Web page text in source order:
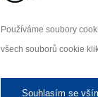
Používáme soubory
všech souborů cookie
Souhlasím se